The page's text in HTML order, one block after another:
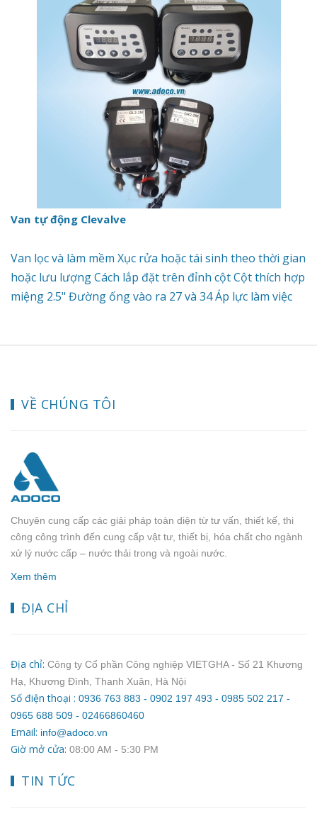
Van tự động Clevalve
Van lọc và làm mềm Xục rửa hoặc tái sinh theo thời gian
hoặc lưu lượng Cách lắp đặt trên đỉnh cột Cột thích hợp
miệng 2.5" Đường ống vào ra 27 và 34 Áp lực làm việc
biết thêm chi tiết và nhận báo giá tốt nhất xin liên hệ
VỀ CHÚNG TÔI
Chuyên cung cấp các giải pháp toàn diện từ tư vấn, thiết kế, thi
công công trình đến cung cấp vật tư, thiết bị, hóa chất cho ngành
xử lý nước cấp – nước thải trong và ngoài nước.
Xem thêm
ĐỊA CHỈ
Địa chỉ: Công ty Cổ phần Công nghiệp VIETGHA - Số 21 Khương
Hạ, Khương Đình, Thanh Xuân, Hà Nội
Số điện thoại : 0936 763 883 - 0902 197 493 - 0985 502 217 -
0965 688 509 - 02466860460
Email: info@adoco.vn
Giờ mở cửa: 08:00 AM ‐ 5:30 PM
TIN TỨC